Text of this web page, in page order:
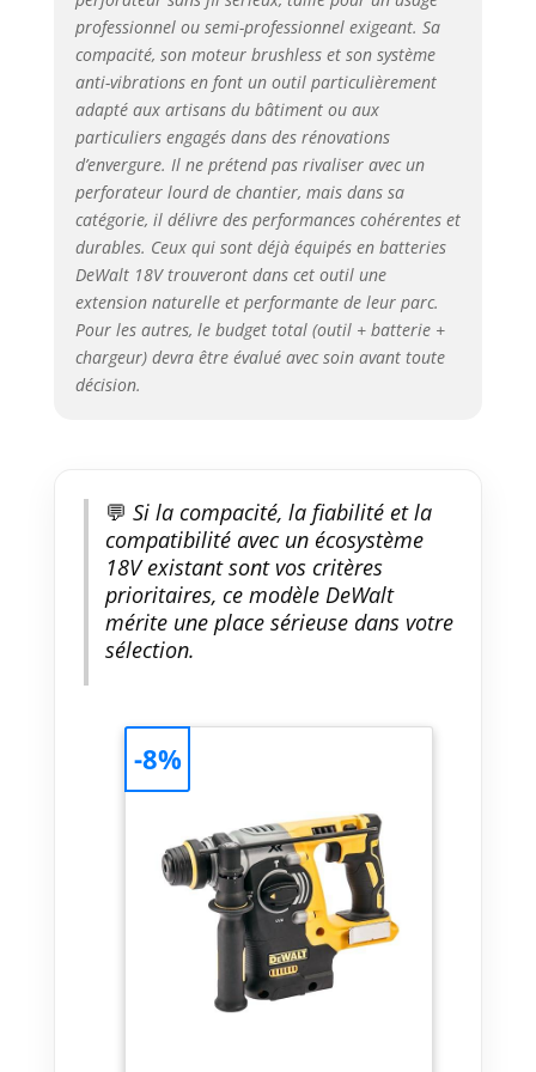
prolongée. LUMIÈRE LED AVEC
FONCTION DE RETARD: Améliore
la visibilité dans les zones de
travail sombres. FOURNI AVEC :
Un crochet de ceinture, Une
poignée latérale multi-positions.
COMPATIBLE AVEC LE SYSTÈME
DE BATTERIE XR : Conçu pour
améliorer les performances de
votre outil grâce à une
technologie lithium-ion de
pointe. Il offre une durée de vie
prolongée et une autodécharge
minimisée, garantissant que vos
batteries restent chargées et
léger et compact pour une
portabilité optimale, ces
batteries sont un choix fiable
pour divers environnements.
professionnel ou semi-professionnel exigeant. Sa
compacité, son moteur brushless et son système
anti-vibrations en font un outil particulièrement
adapté aux artisans du bâtiment ou aux
particuliers engagés dans des rénovations
d’envergure. Il ne prétend pas rivaliser avec un
perforateur lourd de chantier, mais dans sa
catégorie, il délivre des performances cohérentes et
durables. Ceux qui sont déjà équipés en batteries
DeWalt 18V trouveront dans cet outil une
extension naturelle et performante de leur parc.
Pour les autres, le budget total (outil + batterie +
chargeur) devra être évalué avec soin avant toute
décision.
💬 Si la compacité, la fiabilité et la
compatibilité avec un écosystème
18V existant sont vos critères
prioritaires, ce modèle DeWalt
mérite une place sérieuse dans votre
sélection.
-8%